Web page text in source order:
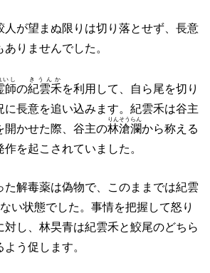
人が望まぬ限りは切り落とせず、長意
りませんでした。
師
いし
の紀雲禾
きうんか
を利用して、自ら尾を切り
に長意を追い込みます。紀雲禾は谷主
開かせた際、谷主の林滄瀾
りんそうらん
から称える
作を起こされていました。
た解毒薬は偽物で、このままでは紀雲
い状態でした。事情を把握して怒り
対し、林旲青は紀雲禾と鮫尾のどちら
う促します。